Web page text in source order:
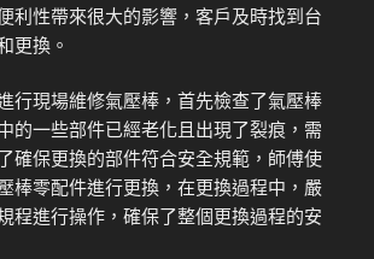
利性帶來很大的影響，客戶及時找到台
更換。
行現場維修氣壓棒，首先檢查了氣壓棒
的一些部件已經老化且出現了裂痕，需
確保更換的部件符合安全規範，師傅使
棒零配件進行更換，在更換過程中，嚴
程進行操作，確保了整個更換過程的安